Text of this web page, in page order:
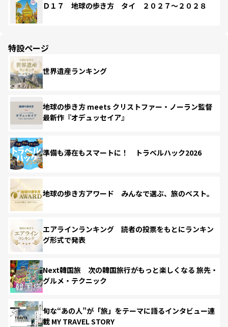
Ｄ１７ 地球の歩き方 タイ ２０２７～２０２８
特設ページ
世界遺産ランキング
地球の歩き方 meets クリストファー・ノーラン監督
最新作『オデュッセイア』
準備も滞在もスマートに！ トラベルハック2026
地球の歩き方アワード みんなで選ぶ、旅のベスト。
エアラインランキング 読者の投票をもとにランキン
グ形式で発表
Next韓国旅 次の韓国旅行がもっと楽しくなる 旅先・
グルメ・テクニック
旬な“あの人”が「旅」をテーマに語るインタビュー連
載 MY TRAVEL STORY